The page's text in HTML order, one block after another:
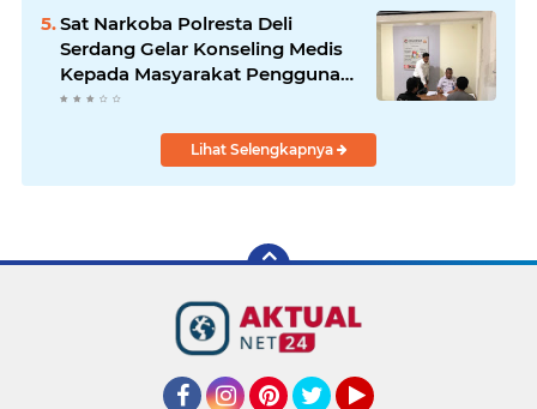
Sat Narkoba Polresta Deli
Serdang Gelar Konseling Medis
Kepada Masyarakat Pengguna
Narkotika di Posko Kampung
Lihat Selengkapnya